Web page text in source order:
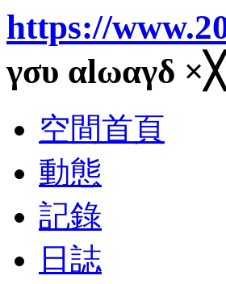
https://
γσυ αlωαγδ ×╳
空間首頁
動態
記錄
日誌